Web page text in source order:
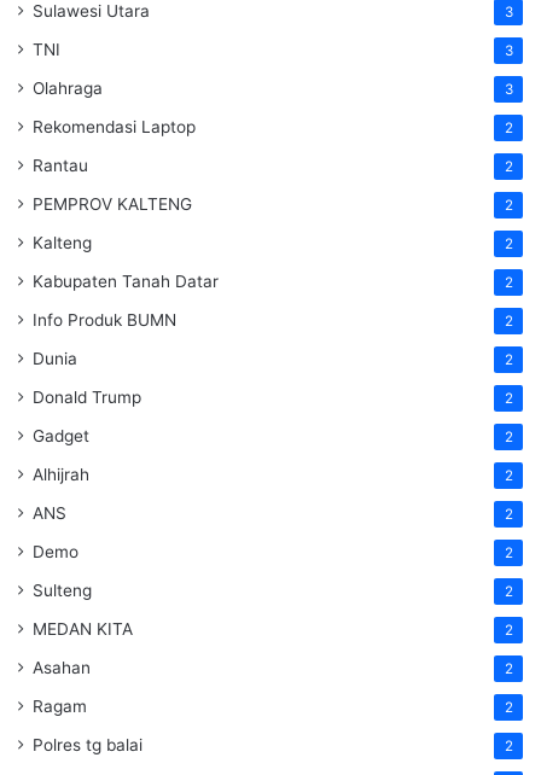
Sulawesi Utara 3
TNI 3
Olahraga 3
Rekomendasi Laptop 2
Rantau 2
PEMPROV KALTENG 2
Kalteng 2
Kabupaten Tanah Datar 2
Info Produk BUMN 2
Dunia 2
Donald Trump 2
Gadget 2
Alhijrah 2
ANS 2
Demo 2
Sulteng 2
MEDAN KITA 2
Asahan 2
Ragam 2
Polres tg balai 2